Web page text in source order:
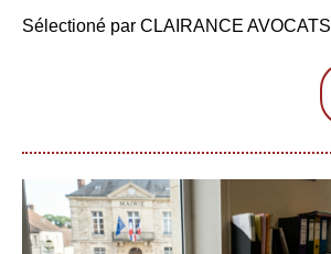
Sélectioné par CLAIRANCE AVOCATS